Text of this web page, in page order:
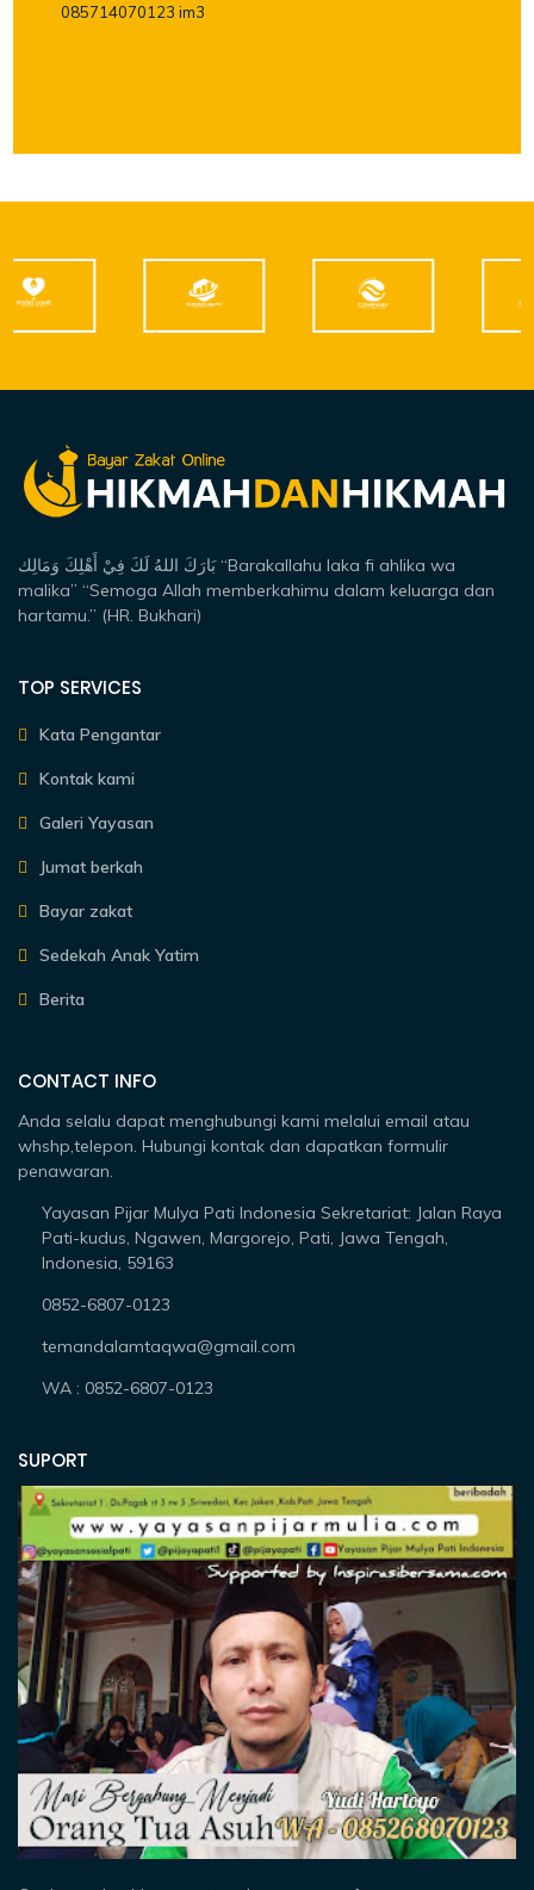
085714070123 im3
بَارَكَ اللهُ لَكَ فِيْ أَهْلِكَ وَمَالِك “Barakallahu laka fi ahlika wa
malika” “Semoga Allah memberkahimu dalam keluarga dan
hartamu.” (HR. Bukhari)
TOP SERVICES
Kata Pengantar
Kontak kami
Galeri Yayasan
Jumat berkah
Bayar zakat
Sedekah Anak Yatim
Berita
CONTACT INFO
Anda selalu dapat menghubungi kami melalui email atau
whshp,telepon. Hubungi kontak dan dapatkan formulir
penawaran.
Yayasan Pijar Mulya Pati Indonesia Sekretariat: Jalan Raya
Pati-kudus, Ngawen, Margorejo, Pati, Jawa Tengah,
Indonesia, 59163
0852-6807-0123
temandalamtaqwa@gmail.com
WA : 0852-6807-0123
SUPORT